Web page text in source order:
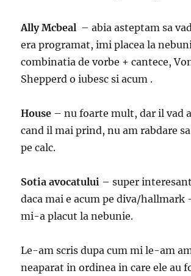
Ally Mcbeal – abia asteptam sa
era programat, imi placea la
combinatia de vorbe + cantece,
Shepperd o iubesc si acum .
House – nu foarte mult, dar il vad
cand il mai prind, nu am rabdare
pe calc.
Sotia avocatului – super
daca mai e acum pe diva/hallmark
mi-a placut la nebunie.
Le-am scris dupa cum mi le-am
neaparat in ordinea in care ele au